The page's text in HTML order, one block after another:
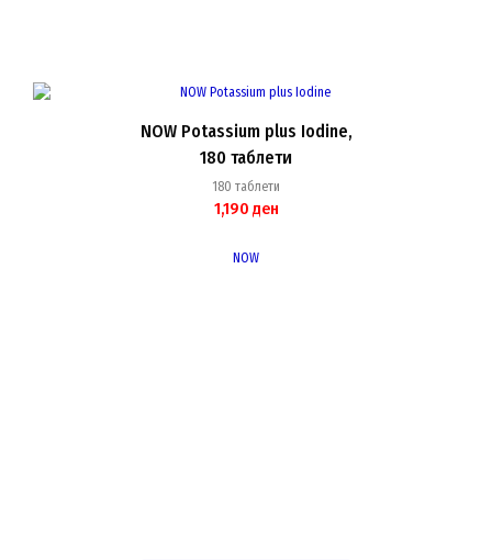
NOW Potassium plus Iodine,
180 таблети
180 таблети
1,190 ден
NOW